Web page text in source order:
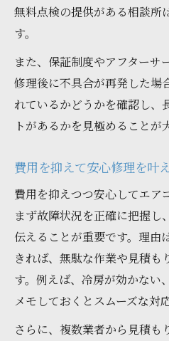
無料点検の提供がある相談所
す。
また、保証制度やアフターサ
修理後に不具合が再発した場
れているかどうかを確認し、
トがあるかを見極めることが
費用を抑えて安心修理を叶
費用を抑えつつ安心してエア
まず故障状況を正確に把握し
伝えることが重要です。理由
きれば、無駄な作業や見積も
す。例えば、冷房が効かない
メモしておくとスムーズな対
さらに、複数業者から見積も